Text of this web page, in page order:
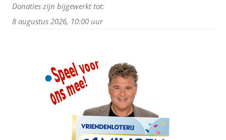
Donaties zijn bijgewerkt tot:
8 augustus 2026, 10:00 uur